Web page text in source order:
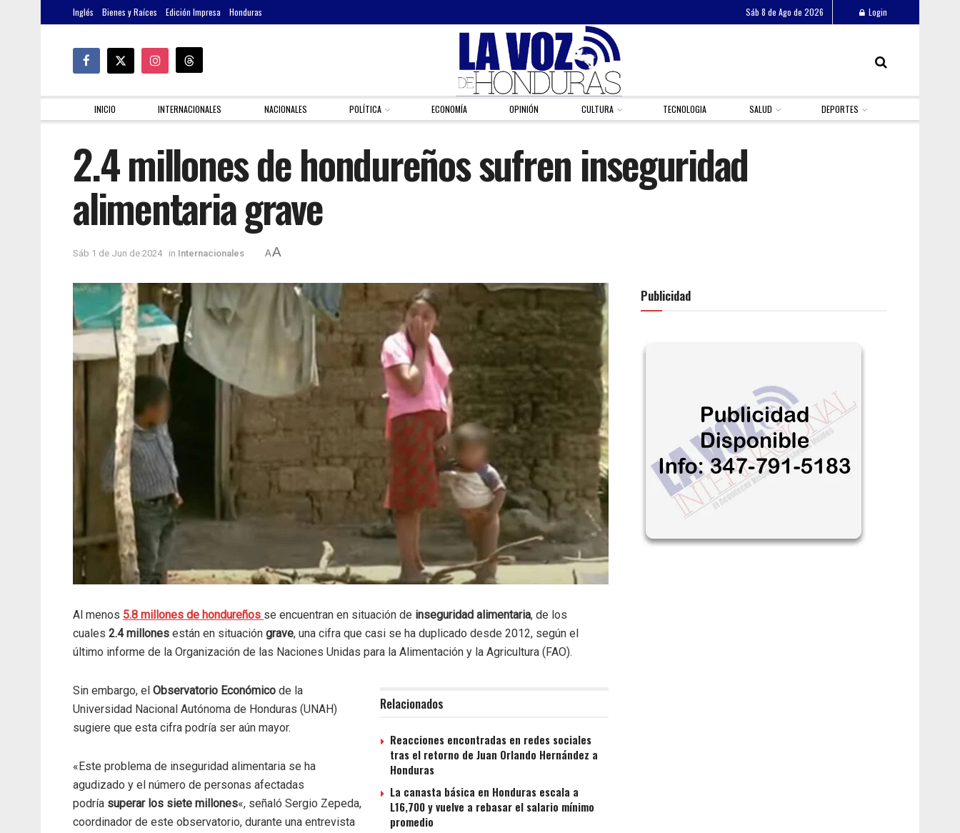
Inglés Bienes y Raíces Edición Impresa Honduras Sáb 8 de Ago de 2026 Login
INICIO INTERNACIONALES NACIONALES POLÍTICA ECONOMÍA OPINIÓN CULTURA TECNOLOGIA SALUD DEPORTES
2.4 millones de hondureños sufren inseguridad
alimentaria grave
Sáb 1 de Jun de 2024 in Internacionales AA
Al menos 5.8 millones de hondureños se encuentran en situación de inseguridad alimentaria, de los
cuales 2.4 millones están en situación grave, una cifra que casi se ha duplicado desde 2012, según el
último informe de la Organización de las Naciones Unidas para la Alimentación y la Agricultura (FAO).
Relacionados
Reacciones encontradas en redes sociales
tras el retorno de Juan Orlando Hernández a
Honduras
La canasta básica en Honduras escala a
L16,700 y vuelve a rebasar el salario mínimo
promedio
Sin embargo, el Observatorio Económico de la
Universidad Nacional Autónoma de Honduras (UNAH)
sugiere que esta cifra podría ser aún mayor.
«Este problema de inseguridad alimentaria se ha
agudizado y el número de personas afectadas
podría superar los siete millones«, señaló Sergio Zepeda,
coordinador de este observatorio, durante una entrevista
Publicidad